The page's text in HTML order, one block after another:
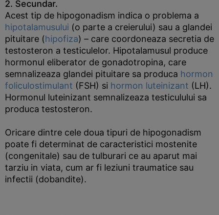
2. Secundar.
Acest tip de hipogonadism indica o problema a
hipotalamusului (o parte a creierului) sau a glandei
pituitare (hipofiza) – care coordoneaza secretia de
testosteron a testiculelor. Hipotalamusul produce
hormonul eliberator de gonadotropina, care
semnalizeaza glandei pituitare sa produca hormon
foliculostimulant (FSH) si hormon luteinizant (LH).
Hormonul luteinizant semnalizeaza testiculului sa
produca testosteron.
Oricare dintre cele doua tipuri de hipogonadism
poate fi determinat de caracteristici mostenite
(congenitale) sau de tulburari ce au aparut mai
tarziu in viata, cum ar fi leziuni traumatice sau
infectii (dobandite).